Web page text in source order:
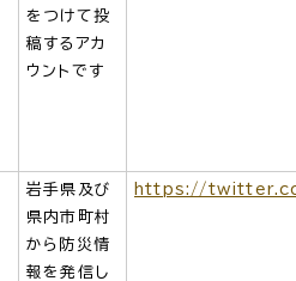
をつけて投
稿するアカ
ウントです
岩手県及び
県内市町村
から防災情
報を発信し
https://